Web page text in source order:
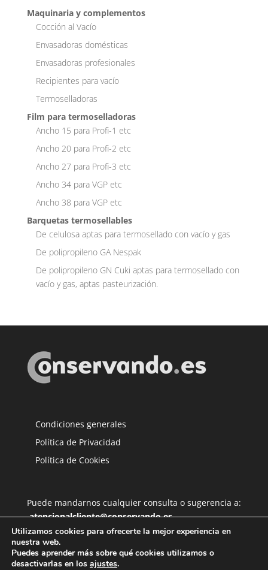
Maquinaria y complementos
Cocción al Vacío
Envasadoras domésticas
Envasadoras profesionales
Recipientes para vacío
Termoselladoras
Film para termoselladoras
Ancho 15 para Profi-1 etc
Ancho 20 para Profi-2 etc
Ancho 27 para Profi-3 etc
Ancho 34 para VGP etc
Ancho 38 para VGP etc
Barquetas termosellables
De celulosa aptas para termosellado con vacío y gas
De polipropileno GA Nespak
De polipropileno GN Cuki aptas para termosellado con
vacío y gas, aptas pasteurización.
Condiciones generales
Política de Privacidad
Política de Cookies
Puede mandarnos cualquier consulta o sugerencia a:
atencionalcliente@conservando.es
Utilizamos cookies para ofrecerte la mejor experiencia en
nuestra web.
Puedes aprender más sobre qué cookies utilizamos o
desactivarlas en los ajustes.